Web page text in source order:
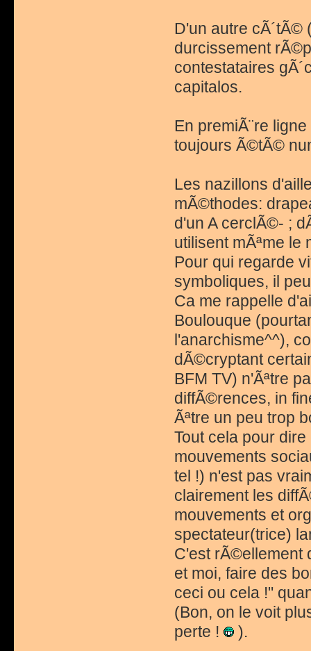
D'un autre
durcissement
contestataires
capitalos.
En premiÃ¨re
toujours Ã©tÃ©
Les nazillons
mÃ©thodes:
d'un A cerclÃ©- ;
utilisent mÃªme le
Pour qui regarde
symboliques, il
Ca me rappelle
Boulouque
l'anarchisme^^),
dÃ©cryptant
BFM TV) n'Ãªtre
diffÃ©rences, in
Ãªtre un peu trop
Tout cela pour
mouvements
tel !) n'est pas
clairement les
mouvements et
spectateur(trice)
C'est rÃ©ellement
et moi, faire des
ceci ou cela !"
(Bon, on le voit
perte !
).